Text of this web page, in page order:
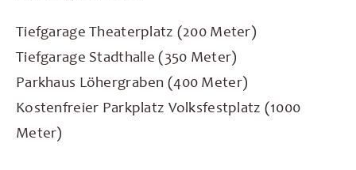
Tiefgarage Theaterplatz (200 Meter)
Tiefgarage Stadthalle (350 Meter)
Parkhaus Löhergraben (400 Meter)
Kostenfreier Parkplatz Volksfestplatz (1000
Meter)